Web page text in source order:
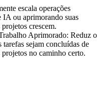
escala operações
IA ou aprimorando suas
crescem.
Aprimorado: Reduz o
tarefas sejam concluídas de
no caminho certo.